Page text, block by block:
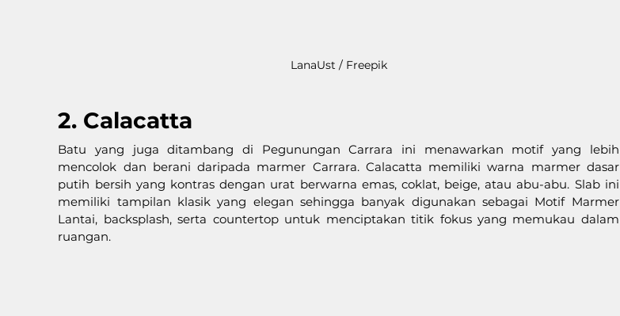
LanaUst / Freepik
2. Calacatta
Batu yang juga ditambang di Pegunungan Carrara ini menawarkan motif yang lebih
mencolok dan berani daripada marmer Carrara. Calacatta memiliki warna marmer dasar
putih bersih yang kontras dengan urat berwarna emas, coklat, beige, atau abu-abu. Slab ini
memiliki tampilan klasik yang elegan sehingga banyak digunakan sebagai Motif Marmer
Lantai, backsplash, serta countertop untuk menciptakan titik fokus yang memukau dalam
ruangan.